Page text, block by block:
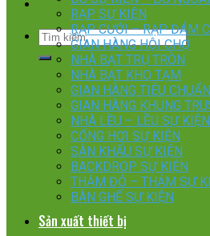
RẠP SỰ KIỆN
RẠP CƯỚI – RẠP ĐÁM
GIAN HÀNG HỘI CHỢ
NHÀ BẠT TRỤ TRÒN
NHÀ BẠT KHO TẠM
GIAN HÀNG TIÊU CHUẨN
GIAN HÀNG KHUNG
NHÀ LỀU – LỀU SỰ KIỆN
CỔNG HƠI SỰ KIỆN
SÂN KHẤU SỰ KIỆN
BACKDROP SỰ KIỆN
THẢM ĐỎ – THẢM SỰ
BÀN GHẾ SỰ KIỆN
Sản xuất thiết bị